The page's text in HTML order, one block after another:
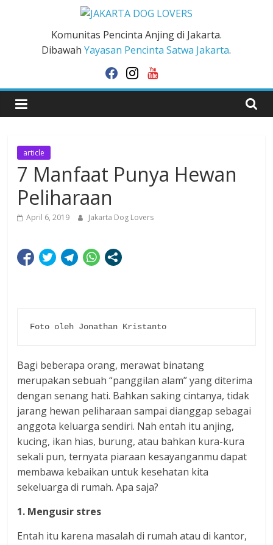
JAKARTA
LOVERS
Komunitas Pencinta Anjing di Jakarta.
DibawahYayasan Pencinta Satwa Jakarta.
facebookinstagram
youtube
article
7 Manfaat Punya Hewan
Peliharaan
April 6, 2019 Jakarta Dog Lovers
Foto oleh Jonathan Kristanto
Bagi beberapa orang, merawat binatang
merupakan sebuah “panggilan alam” yang diterima
dengan senang hati. Bahkan saking cintanya, tidak
jarang hewan peliharaan sampai dianggap sebagai
anggota keluarga sendiri. Nah entah itu anjing,
kucing, ikan hias, burung, atau bahkan kura-kura
sekali pun, ternyata piaraan kesayanganmu dapat
membawa kebaikan untuk kesehatan kita
sekeluarga di rumah. Apa saja?
1. Mengusir stres
Entah itu karena masalah di rumah atau di kantor,